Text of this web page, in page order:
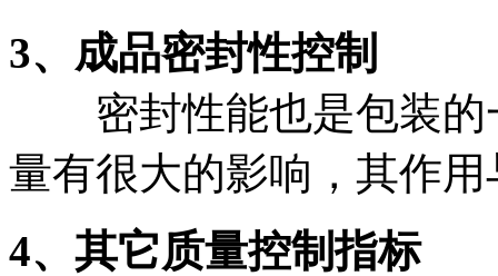
3、成品密封性控制
密封性能也是包装的
量有很大的影响，其作
4、其它质量控制指标